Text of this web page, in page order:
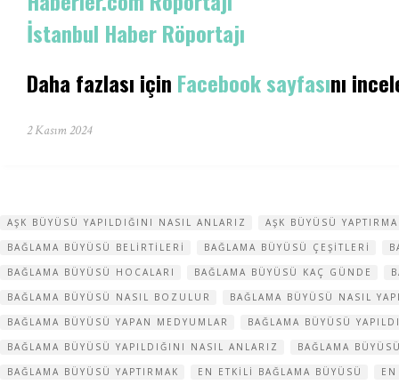
İstanbul Haber Röportajı
Daha fazlası için Facebook sayfasını
2 Kasım 2024
AŞK BÜYÜSÜ YAPILDIĞINI NASIL ANLARIZ
AŞK BÜYÜSÜ
BAĞLAMA BÜYÜSÜ BELIRTILERI
BAĞLAMA BÜYÜSÜ ÇEŞITLERI
BAĞLAMA BÜYÜSÜ HOCALARI
BAĞLAMA BÜYÜSÜ KAÇ GÜNDE
BAĞLAMA BÜYÜSÜ NASIL BOZULUR
BAĞLAMA BÜYÜSÜ NASIL
BAĞLAMA BÜYÜSÜ YAPAN MEDYUMLAR
BAĞLAMA BÜYÜSÜ
BAĞLAMA BÜYÜSÜ YAPILDIĞINI NASIL ANLARIZ
BAĞLAMA
BAĞLAMA BÜYÜSÜ YAPTIRMAK
EN ETKILI BAĞLAMA BÜYÜSÜ